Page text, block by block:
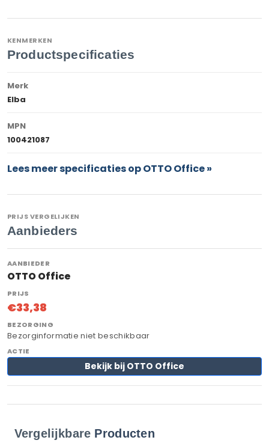
KENMERKEN
Productspecificaties
Merk
Elba
MPN
100421087
Lees meer specificaties op OTTO Office »
PRIJS VERGELIJKEN
Aanbieders
OTTO Office
€33,38
Bezorginformatie niet beschikbaar
Bekijk bij OTTO Office
Vergelijkbare Producten